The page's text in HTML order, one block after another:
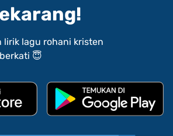
lirik lagu rohani kristen
😇